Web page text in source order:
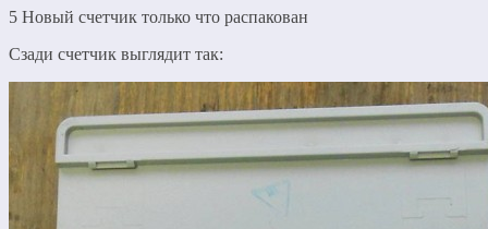
5 Новый счетчик только что распакован
Сзади счетчик выглядит так: